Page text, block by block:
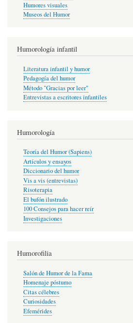
Humores visuales
Museos del Humor
Humorología infantil
Literatura infantil y humor
Pedagogía del humor
Método "Gracias por leer"
Entrevistas a escritores infantiles
Humorología
Teoría del Humor (Sapiens)
Artículos y ensayos
Diccionario del humor
Vis a vis (entrevistas)
Risoterapia
El bufón ilustrado
100 Consejos para hacer reír
Investigaciones
Humorofilia
Salón de Humor de la Fama
Homenaje póstumo
Citas célebres
Curiosidades
Efemérides